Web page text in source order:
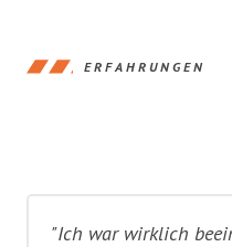
ERFAHRUNGEN
"Ich war wirklich